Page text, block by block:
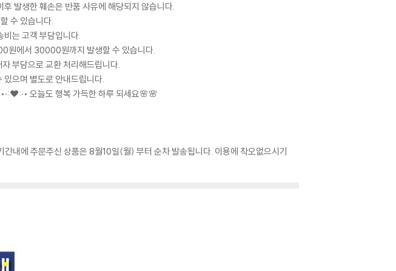
발생한 훼손은 반품 사유에 해당되지 않습니다.
수 있습니다.
비는 고객 부담입니다.
원에서 30000원까지 발생할 수 있습니다.
부담으로 교환 처리해드립니다.
있으며 별도로 안내드립니다.
오늘도 행복 가득한 하루 되세요🌸🌸
에 주문주신 상품은 8월10일(월) 부터 순차 발송됩니다. 이용에 착오없으시기